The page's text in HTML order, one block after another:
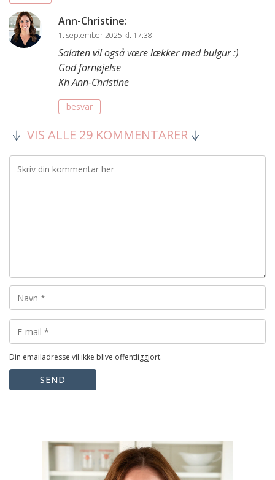
Ann-Christine:
1. september 2025 kl. 17:38
Salaten vil også være lækker med bulgur :)
God fornøjelse
Kh Ann-Christine
besvar
VIS ALLE 29 KOMMENTARER
Din emailadresse vil ikke blive offentliggjort.
SEND